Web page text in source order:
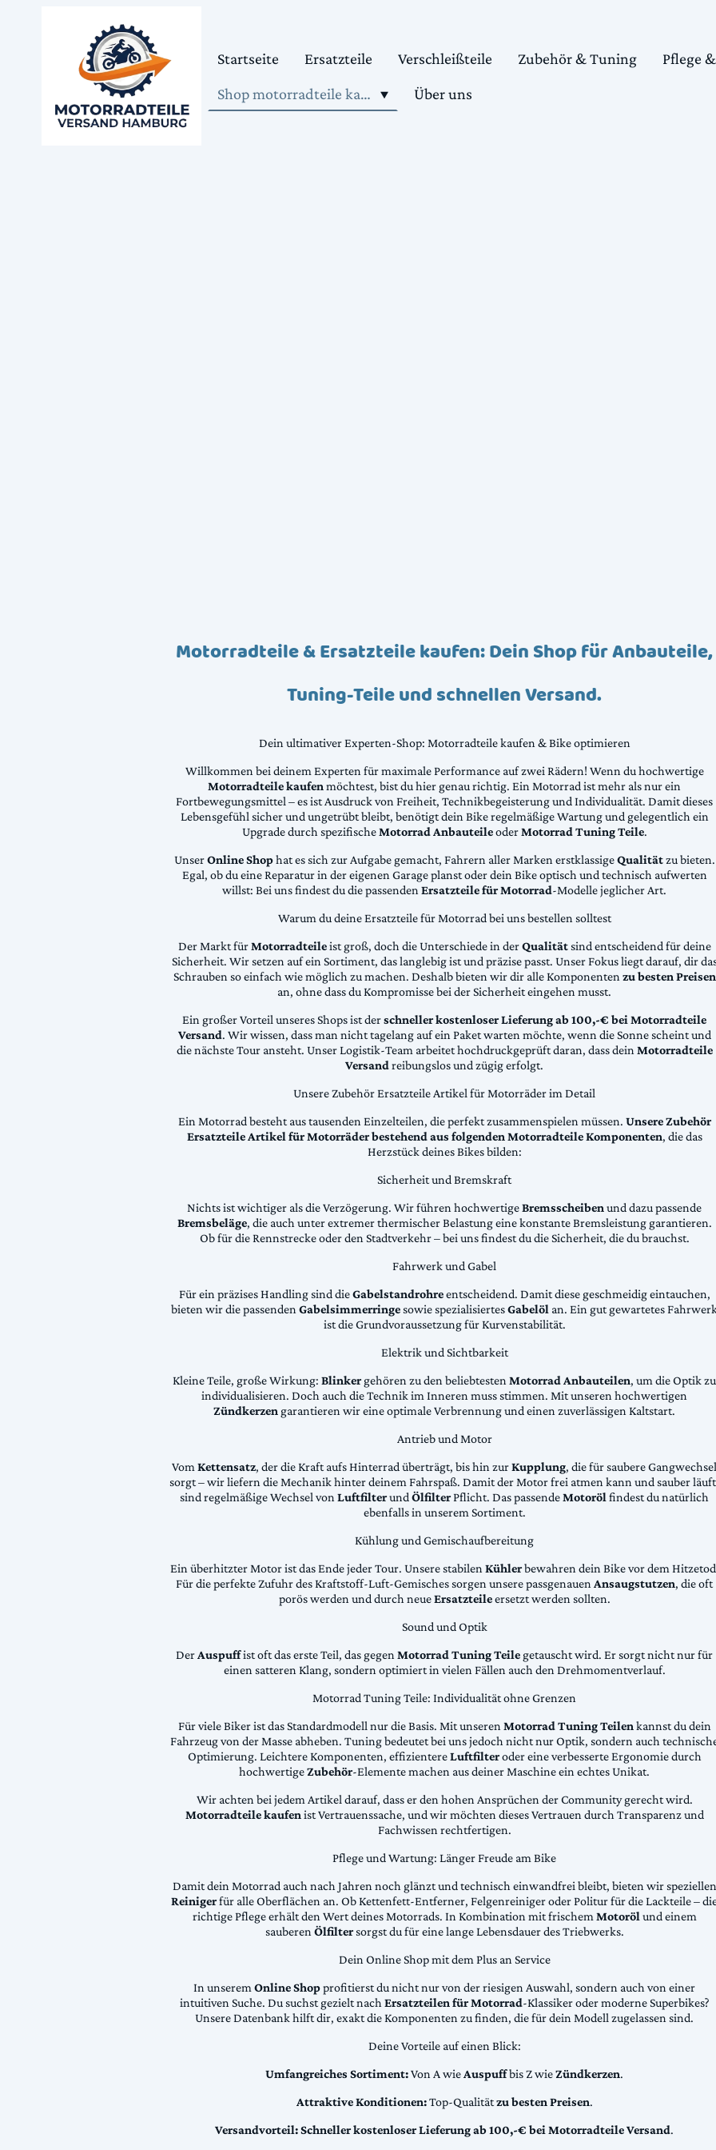
Startseite Ersatzteile Verschleißteile Zubehör & Tuning
Pflege
Shop motorradteile kaufen
Über uns
Motorradteile & Ersatzteile kaufen: Dein Shop für Anbauteile,
Tuning-Teile und schnellen Versand.
Dein ultimativer Experten-Shop: Motorradteile kaufen & Bike optimieren
Willkommen bei deinem Experten für maximale Performance auf zwei Rädern! Wenn du hochwertige
Motorradteile kaufenmöchtest, bist du hier genau richtig. Ein Motorrad ist mehr als nur ein
Fortbewegungsmittel – es ist Ausdruck von Freiheit, Technikbegeisterung und Individualität. Damit dieses
Lebensgefühl sicher und ungetrübt bleibt, benötigt dein Bike regelmäßige Wartung und gelegentlich ein
Upgrade durch spezifischeMotorrad AnbauteileoderMotorrad Tuning Teile.
UnserOnline Shophat es sich zur Aufgabe gemacht, Fahrern aller Marken erstklassigeQualitätzu bieten.
Egal, ob du eine Reparatur in der eigenen Garage planst oder dein Bike optisch und technisch aufwerten
willst: Bei uns findest du die passendenErsatzteile für Motorrad-Modelle jeglicher Art.
Warum du deine Ersatzteile für Motorrad bei uns bestellen solltest
Der Markt fürMotorradteileist groß, doch die Unterschiede in derQualitätsind entscheidend für deine
Sicherheit. Wir setzen auf ein Sortiment, das langlebig ist und präzise passt. Unser Fokus liegt darauf, dir
Schrauben so einfach wie möglich zu machen. Deshalb bieten wir dir alle Komponentenzu besten Preisen
an, ohne dass du Kompromisse bei der Sicherheit eingehen musst.
Ein großer Vorteil unseres Shops ist derschneller kostenloser Lieferung ab 100,-€ bei Motorradteile
Versand. Wir wissen, dass man nicht tagelang auf ein Paket warten möchte, wenn die Sonne scheint und
die nächste Tour ansteht. Unser Logistik-Team arbeitet hochdruckgeprüft daran, dass deinMotorradteile
Versandreibungslos und zügig erfolgt.
Unsere Zubehör Ersatzteile Artikel für Motorräder im Detail
Ein Motorrad besteht aus tausenden Einzelteilen, die perfekt zusammenspielen müssen. Unsere Zubehör
Ersatzteile Artikel für Motorräder bestehend aus folgenden Motorradteile Komponenten, die das
Herzstück deines Bikes bilden:
Sicherheit und Bremskraft
Nichts ist wichtiger als die Verzögerung. Wir führen hochwertigeBremsscheibenund dazu passende
Bremsbeläge, die auch unter extremer thermischer Belastung eine konstante Bremsleistung garantieren.
Ob für die Rennstrecke oder den Stadtverkehr – bei uns findest du die Sicherheit, die du brauchst.
Fahrwerk und Gabel
Für ein präzises Handling sind dieGabelstandrohreentscheidend. Damit diese geschmeidig eintauchen,
bieten wir die passendenGabelsimmerringesowie spezialisiertesGabelöl an. Ein gut gewartetes
ist die Grundvoraussetzung für Kurvenstabilität.
Elektrik und Sichtbarkeit
Kleine Teile, große Wirkung: Blinker gehören zu den beliebtestenMotorrad Anbauteilen, um die Optik zu
individualisieren. Doch auch die Technik im Inneren muss stimmen. Mit unseren hochwertigen
Zündkerzen garantieren wir eine optimale Verbrennung und einen zuverlässigen Kaltstart.
Antrieb und Motor
VomKettensatz, der die Kraft aufs Hinterrad überträgt, bis hin zurKupplung, die für saubere Gangwechsel
sorgt – wir liefern die Mechanik hinter deinem Fahrspaß. Damit der Motor frei atmen kann und sauber
sind regelmäßige Wechsel vonLuftfilterundÖlfilterPflicht. Das passendeMotorölfindest du natürlich
ebenfalls in unserem Sortiment.
Kühlung und Gemischaufbereitung
Ein überhitzter Motor ist das Ende jeder Tour. Unsere stabilenKühlerbewahren dein Bike vor dem
Für die perfekte Zufuhr des Kraftstoff-Luft-Gemisches sorgen unsere passgenauenAnsaugstutzen, die oft
porös werden und durch neueErsatzteileersetzt werden sollten.
Sound und Optik
DerAuspuffist oft das erste Teil, das gegenMotorrad Tuning Teile getauscht wird. Er sorgt nicht nur für
einen satteren Klang, sondern optimiert in vielen Fällen auch den Drehmomentverlauf.
Motorrad Tuning Teile: Individualität ohne Grenzen
Für viele Biker ist das Standardmodell nur die Basis. Mit unserenMotorrad Tuning Teilenkannst du dein
Fahrzeug von der Masse abheben. Tuning bedeutet bei uns jedoch nicht nur Optik, sondern auch
Optimierung. Leichtere Komponenten, effizientereLuftfilteroder eine verbesserte Ergonomie durch
hochwertigeZubehör-Elemente machen aus deiner Maschine ein echtes Unikat.
Wir achten bei jedem Artikel darauf, dass er den hohen Ansprüchen der Community gerecht wird.
Motorradteile kaufenist Vertrauenssache, und wir möchten dieses Vertrauen durch Transparenz und
Fachwissen rechtfertigen.
Pflege und Wartung: Länger Freude am Bike
Damit dein Motorrad auch nach Jahren noch glänzt und technisch einwandfrei bleibt, bieten wir speziellen
Reinigerfür alle Oberflächen an. Ob Kettenfett-Entferner, Felgenreiniger oder Politur für die Lackteile –
richtige Pflege erhält den Wert deines Motorrads. In Kombination mit frischemMotorölund einem
sauberenÖlfiltersorgst du für eine lange Lebensdauer des Triebwerks.
Dein Online Shop mit dem Plus an Service
In unseremOnline Shopprofitierst du nicht nur von der riesigen Auswahl, sondern auch von einer
intuitiven Suche. Du suchst gezielt nachErsatzteilen für Motorrad-Klassiker oder moderne Superbikes?
Unsere Datenbank hilft dir, exakt die Komponenten zu finden, die für dein Modell zugelassen sind.
Deine Vorteile auf einen Blick:
Umfangreiches Sortiment:Von A wieAuspuffbis Z wieZündkerzen.
Attraktive Konditionen:Top-Qualitätzu besten Preisen.
Versandvorteil:Schneller kostenloser Lieferung ab 100,-€ bei Motorradteile Versand.